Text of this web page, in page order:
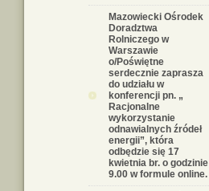
Mazowiecki Ośrodek
Doradztwa
Rolniczego w
Warszawie
o/Poświętne
serdecznie zaprasza
do udziału w
konferencji pn. „
Racjonalne
wykorzystanie
odnawialnych źródeł
energii”, która
odbędzie się 17
kwietnia br. o godzinie
9.00 w formule online.